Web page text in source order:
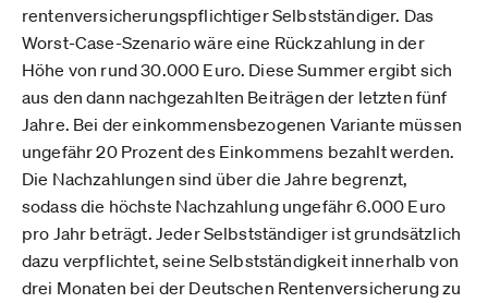
rentenversicherungspflichtiger Selbstständiger. Das
Worst-Case-Szenario wäre eine Rückzahlung in der
Höhe von rund 30.000 Euro. Diese Summer ergibt sich
aus den dann nachgezahlten Beiträgen der letzten fünf
Jahre. Bei der einkommensbezogenen Variante müssen
ungefähr 20 Prozent des Einkommens bezahlt werden.
Die Nachzahlungen sind über die Jahre begrenzt,
sodass die höchste Nachzahlung ungefähr 6.000 Euro
pro Jahr beträgt. Jeder Selbstständiger ist grundsätzlich
dazu verpflichtet, seine Selbstständigkeit innerhalb von
drei Monaten bei der Deutschen Rentenversicherung zu